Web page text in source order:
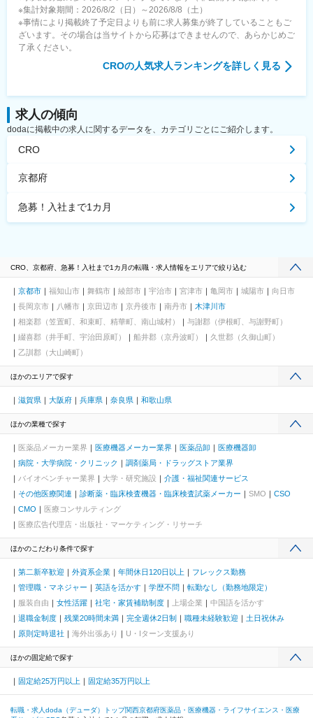
※集計対象期間：2026/8/2（日）～2026/8/8（土）
※事情により掲載終了予定日よりも前に求人募集が終了していることもご
ざいます。その場合は当サイトから応募はできませんので、あらかじめご
了承ください。
CROの人気求人ランキングを詳しく見る
求人の傾向
dodaに掲載中の求人に関するデータを、カテゴリごとにご紹介します。
CRO
京都府
急募！入社まで1カ月
CRO、京都府、急募！入社まで1カ月の転職・求人情報をエリアで絞り込む
京都市 福知山市 舞鶴市 綾部市 宇治市 宮津市 亀岡市 城陽市
向日市
長岡京市
八幡市 京田辺市 京丹後市 南丹市
木津川市
相楽郡（笠置町、和束町、精華町、南山城村）
与謝郡（伊根町、与謝野町）
綴喜郡（井手町、宇治田原町）
船井郡（京丹波町）
久世郡（久御山町）
乙訓郡（大山崎町）
ほかのエリアで探す
滋賀県 大阪府 兵庫県 奈良県 和歌山県
ほかの業種で探す
医薬品メーカー業界 医療機器メーカー業界 医薬品卸
医療機器卸
病院・大学病院・クリニック
調剤薬局・ドラッグストア業界
バイオベンチャー業界
大学・研究施設
介護・福祉関連サービス
その他医療関連
診断薬・臨床検査機器・臨床検査試薬メーカー SMO
CSO
CMO
医療コンサルティング
医療広告代理店・出版社・マーケティング・リサーチ
ほかのこだわり条件で探す
第二新卒歓迎 外資系企業 年間休日120日以上
フレックス勤務
管理職・マネジャー
英語を活かす 学歴不問
転勤なし（勤務地限定）
服装自由
女性活躍 社宅・家賃補助制度 上場企業
中国語を活かす
退職金制度
残業20時間未満 完全週休2日制 職種未経験歓迎
土日祝休み
原則定時退社
海外出張あり U・Iターン支援あり
ほかの固定給で探す
固定給25万円以上 固定給35万円以上
転職・求人doda（デューダ）トップ関西京都府医薬品・医療機器・ライフサイエンス・医療